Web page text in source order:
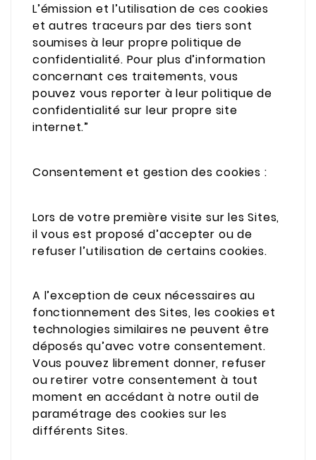
L’émission et l’utilisation de ces cookies
et autres traceurs par des tiers sont
soumises à leur propre politique de
confidentialité. Pour plus d’information
concernant ces traitements, vous
pouvez vous reporter à leur politique de
confidentialité sur leur propre site
internet.”
Consentement et gestion des cookies :
Lors de votre première visite sur les Sites,
il vous est proposé d’accepter ou de
refuser l’utilisation de certains cookies.
A l’exception de ceux nécessaires au
fonctionnement des Sites, les cookies et
technologies similaires ne peuvent être
déposés qu’avec votre consentement.
Vous pouvez librement donner, refuser
ou retirer votre consentement à tout
moment en accédant à notre outil de
paramétrage des cookies sur les
différents Sites.